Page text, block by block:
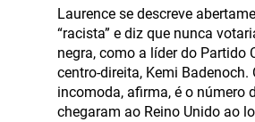
Laurence se descreve
“racista” e diz que nunca
negra, como a líder do Partido
centro-direita, Kemi Badenoch.
incomoda, afirma, é o número
chegaram ao Reino Unido ao